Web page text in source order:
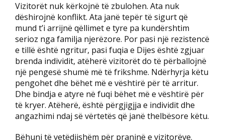
Vizitorët nuk kërkojnë të zbulohen. Ata nuk
dëshirojnë konflikt. Ata janë tepër të sigurt që
mund t’i arrijnë qëllimet e tyre pa kundërshtim
serioz nga familja njerëzore. Por pasi një rezistencë
e tillë është ngritur, pasi fuqia e Dijes është zgjuar
brenda individit, atëherë vizitorët do të përballojnë
një pengesë shumë më të frikshme. Ndërhyrja këtu
pengohet dhe bëhet më e vështirë për të arritur.
Dhe bindja e atyre në fuqi bëhet më e vështirë për
të kryer. Atëherë, është përgjigjja e individit dhe
angazhimi ndaj së vërtetës që janë thelbësore këtu.
Bëhuni të vetëdijshëm për praninë e vizitorëve.